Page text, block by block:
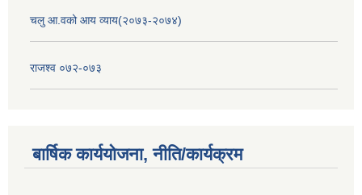
चलु आ.वको आय व्याय(२०७३-२०७४)
राजश्व ०७२-०७३
बार्षिक कार्ययोजना, नीति/कार्यक्रम